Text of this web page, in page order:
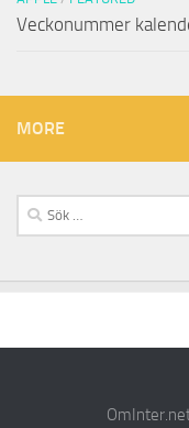
Veckonummer
MORE
Sök
efter: